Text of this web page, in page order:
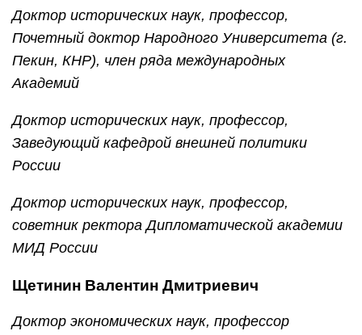
Доктор исторических наук, профессор,
Почетный доктор Народного Университета (г.
Пекин, КНР), член ряда международных
Академий
Доктор исторических наук, профессор,
Заведующий кафедрой внешней политики
России
Доктор исторических наук, профессор,
советник ректора Дипломатической академии
МИД России
Щетинин Валентин Дмитриевич
Доктор экономических наук, профессор